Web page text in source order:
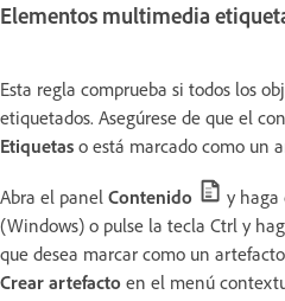
Elementos multimedia
Esta regla comprueba si todos los
etiquetados. Asegúrese de que el
Etiquetas o está marcado como un
Abra el panel Contenido
y haga
(Windows) o pulse la tecla Ctrl y
que desea marcar como un
Crear artefacto en el menú